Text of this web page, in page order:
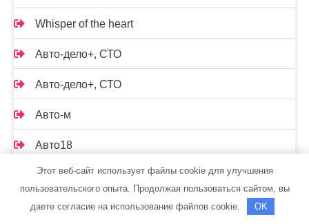
Whisper of the heart
Авто-дело+, СТО
Авто-дело+, СТО
Авто-м
Авто18
АвтоГарант, автокомплекс
Автограф
Этот веб-сайт использует файлы cookie для улучшения
пользовательского опыта. Продолжая пользоваться сайтом, вы
даете согласие на использование файлов cookie.
OK